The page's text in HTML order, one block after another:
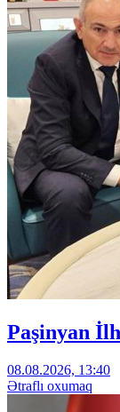
Paşinyan
08.08.2026, 13:40
Ətraflı oxumaq